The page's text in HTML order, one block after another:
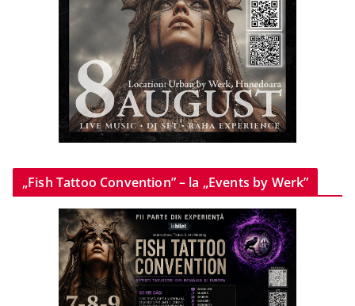
„Fish Tattoo Convention” – la „Events by Werk”